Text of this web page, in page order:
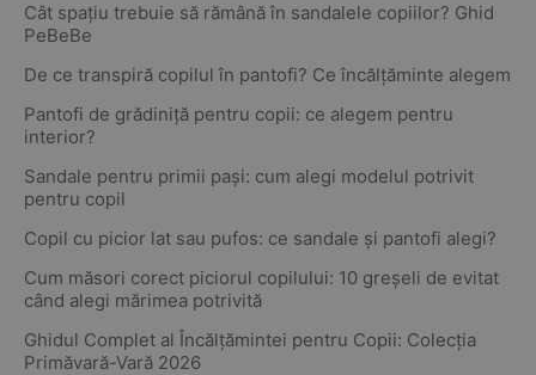
Cât spațiu trebuie să rămână în sandalele copiilor? Ghid
PeBeBe
De ce transpiră copilul în pantofi? Ce încălțăminte alegem
Pantofi de grădiniță pentru copii: ce alegem pentru
interior?
Sandale pentru primii pași: cum alegi modelul potrivit
pentru copil
Copil cu picior lat sau pufos: ce sandale și pantofi alegi?
Cum măsori corect piciorul copilului: 10 greșeli de evitat
când alegi mărimea potrivită
Ghidul Complet al Încălțămintei pentru Copii: Colecția
Primăvară-Vară 2026